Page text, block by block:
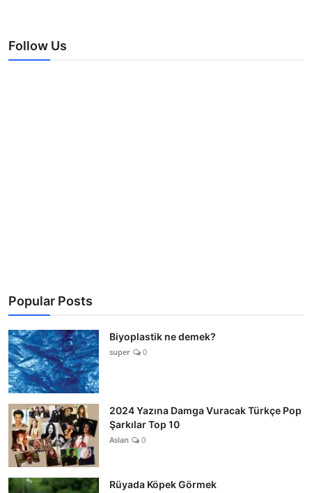
Follow Us
Popular Posts
Biyoplastik ne demek?
super 0
2024 Yazına Damga Vuracak Türkçe Pop
Şarkılar Top 10
Aslan 0
Rüyada Köpek Görmek